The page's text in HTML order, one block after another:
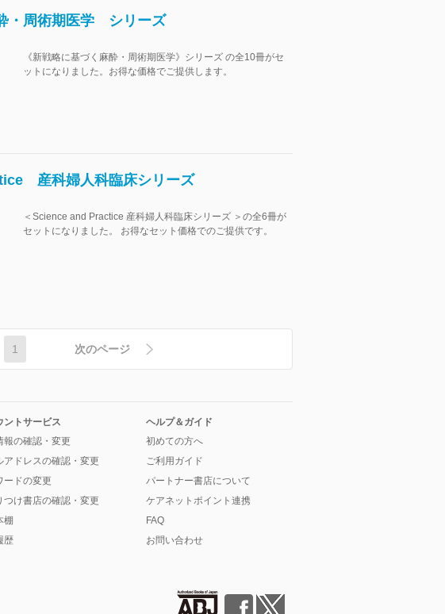
・周術期医学 シリーズ
《新戦略に基づく麻酔・周術期医学》シリーズ の全10冊がセ
ットになりました。お得な価格でご提供します。
産科婦人科臨床シリーズ
＜Science and Practice 産科婦人科臨床シリーズ ＞の全6冊が
セットになりました。 お得なセット価格でのご提供です。
1 次のページ
ントサービス
報の確認・変更
アドレスの確認・変更
ードの変更
つけ書店の確認・変更
棚
歴
ヘルプ＆ガイド
初めての方へ
ご利用ガイド
パートナー書店について
ケアネットポイント連携
FAQ
お問い合わせ